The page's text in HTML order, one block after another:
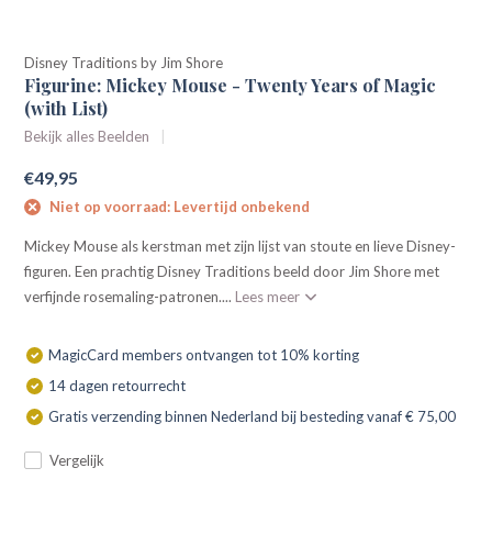
Disney Traditions by Jim Shore
Figurine: Mickey Mouse - Twenty Years of Magic
(with List)
Bekijk alles Beelden
€49,95
Niet op voorraad: Levertijd onbekend
Mickey Mouse als kerstman met zijn lijst van stoute en lieve Disney-
figuren. Een prachtig Disney Traditions beeld door Jim Shore met
verfijnde rosemaling-patronen.... Lees meer
MagicCard members ontvangen tot 10% korting
14 dagen retourrecht
Gratis verzending binnen Nederland bij besteding vanaf € 75,00
Vergelijk